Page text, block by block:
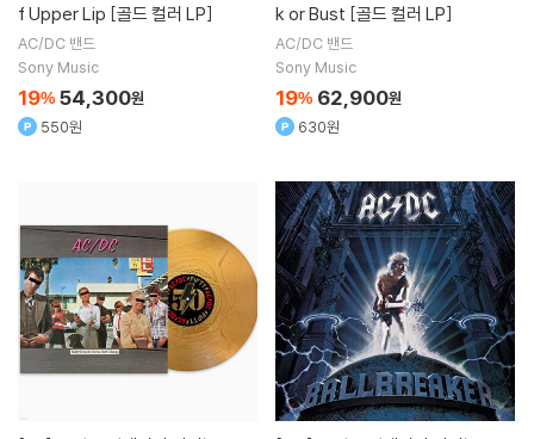
f Upper Lip [골드 컬러 LP]
AC/DC 밴드
Sony Music
19% 54,300원
550원
k or Bust [골드 컬러 LP]
AC/DC 밴드
Sony Music
19% 62,900원
630원